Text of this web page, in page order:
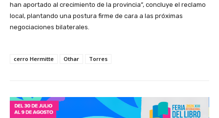
han aportado al crecimiento de la provincia”, concluye el reclamo
local, plantando una postura firme de cara a las próximas
negociaciones bilaterales.
cerro Hermitte Othar Torres